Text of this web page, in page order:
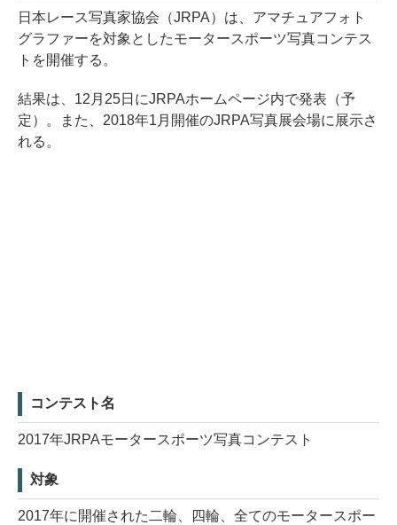
日本レース写真家協会（JRPA）は、アマチュアフォト
グラファーを対象としたモータースポーツ写真コンテス
トを開催する。
結果は、12月25日にJRPAホームページ内で発表（予
定）。また、2018年1月開催のJRPA写真展会場に展示さ
れる。
コンテスト名
2017年JRPAモータースポーツ写真コンテスト
対象
2017年に開催された二輪、四輪、全てのモータースポー